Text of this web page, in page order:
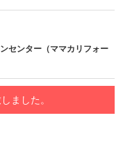
センター（ママカリフォー
ました。